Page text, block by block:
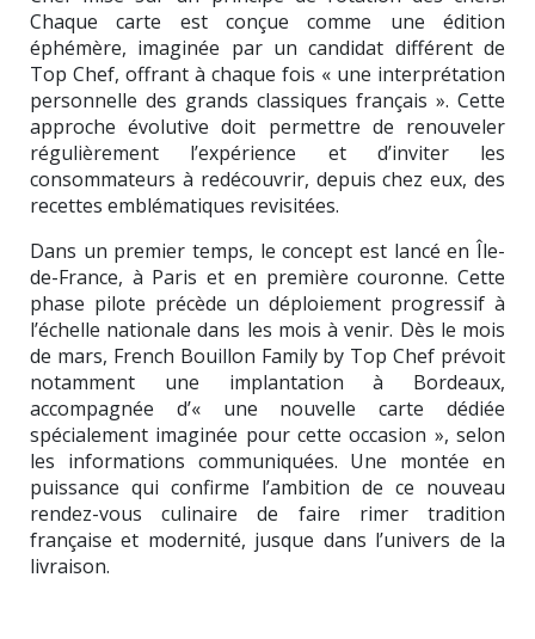
Chaque carte est conçue comme une édition
éphémère, imaginée par un candidat différent de
Top Chef, offrant à chaque fois « une interprétation
personnelle des grands classiques français ». Cette
approche évolutive doit permettre de renouveler
régulièrement l’expérience et d’inviter les
consommateurs à redécouvrir, depuis chez eux, des
recettes emblématiques revisitées.
Dans un premier temps, le concept est lancé en Île-
de-France, à Paris et en première couronne. Cette
phase pilote précède un déploiement progressif à
l’échelle nationale dans les mois à venir. Dès le mois
de mars, French Bouillon Family by Top Chef prévoit
notamment une implantation à Bordeaux,
accompagnée d’« une nouvelle carte dédiée
spécialement imaginée pour cette occasion », selon
les informations communiquées. Une montée en
puissance qui confirme l’ambition de ce nouveau
rendez-vous culinaire de faire rimer tradition
française et modernité, jusque dans l’univers de la
livraison.